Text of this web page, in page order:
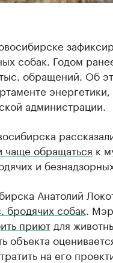
собак. Годом
обращений. Об
администрации.
чаще обращаться к
и
Анатолий
бродячих собак .
приютдля
объекта
на его